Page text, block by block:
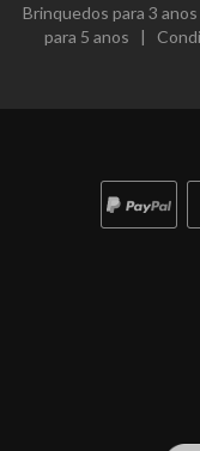
Brinquedos para 3 anos
para 5 anos |